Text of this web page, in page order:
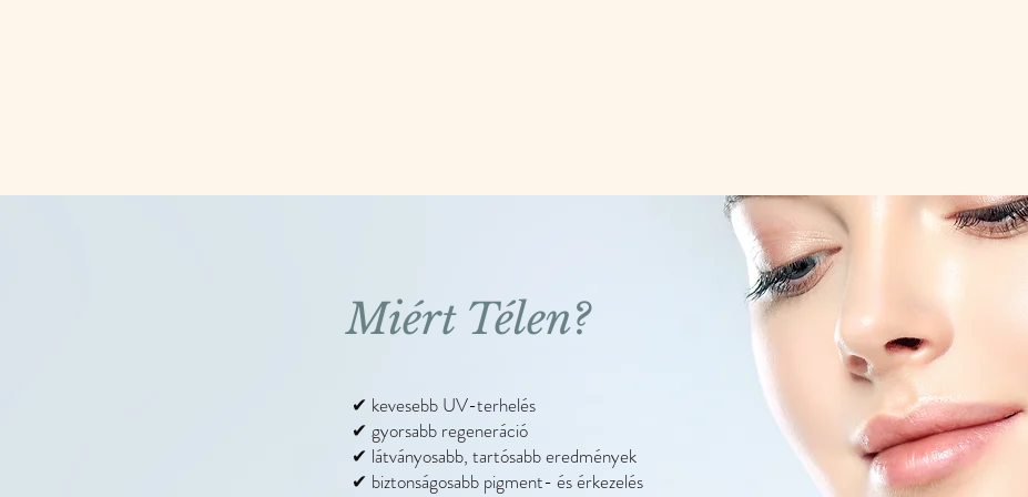
Miért Télen?
✔ kevesebb UV-terhelés
✔ gyorsabb regeneráció
✔ látványosabb, tartósabb eredmények
✔ biztonságosabb pigment- és érkezelés